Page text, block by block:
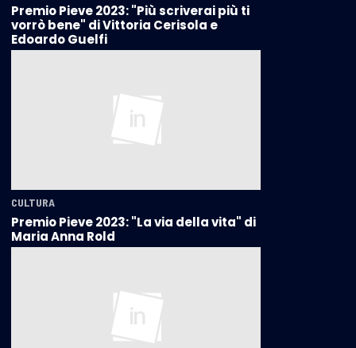
Premio Pieve 2023: "Più scriverai più ti
vorrò bene" di Vittoria Cerisola e
Edoardo Guelfi
CULTURA
Premio Pieve 2023: "La via della vita" di
Maria Anna Rold